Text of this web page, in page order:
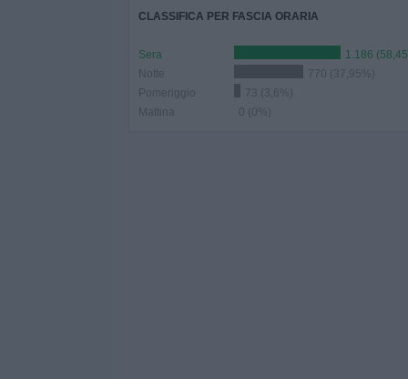
CLASSIFICA PER FASCIA ORARIA
Sera
1.186
Notte
770 (37,95%)
Pomeriggio
73 (3,6%)
Mattina
0 (0%)